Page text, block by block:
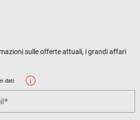
sulle offerte attuali, i grandi affari
dati